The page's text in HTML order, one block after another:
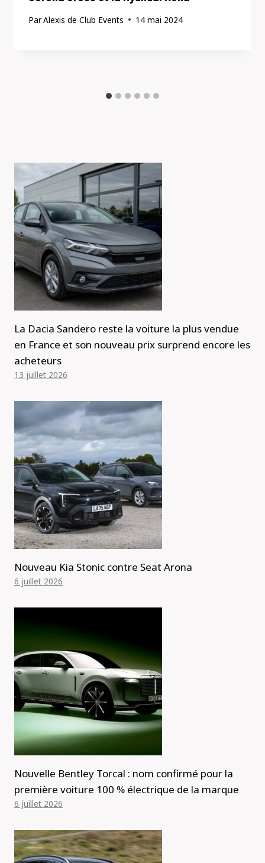
ParAlexis de Club Events 14 mai 2024
La Dacia Sandero reste la voiture la plus vendue
en France et son nouveau prix surprend encore les
acheteurs
13 juillet 2026
Nouveau Kia Stonic contre Seat Arona
6 juillet 2026
Nouvelle Bentley Torcal : nom confirmé pour la
première voiture 100 % électrique de la marque
6 juillet 2026